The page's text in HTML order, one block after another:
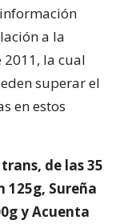
a la
la cual
superar el
en estos
de las 35
125g, Sureña
y Acuenta